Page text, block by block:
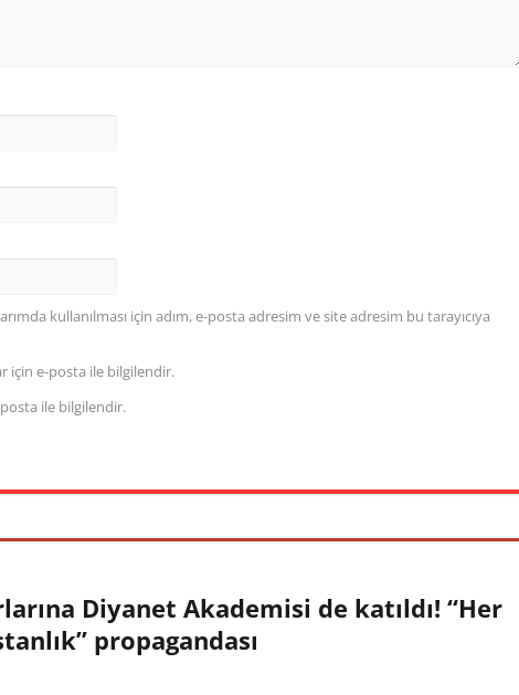
kullanılması için adım, e-posta adresim ve site adresim bu tarayıcıya
için e-posta ile bilgilendir.
ile bilgilendir.
Diyanet Akademisi de katıldı! “Her
propagandası